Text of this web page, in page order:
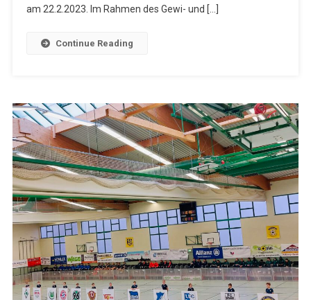
am 22.2.2023. Im Rahmen des Gewi- und […]
Continue Reading